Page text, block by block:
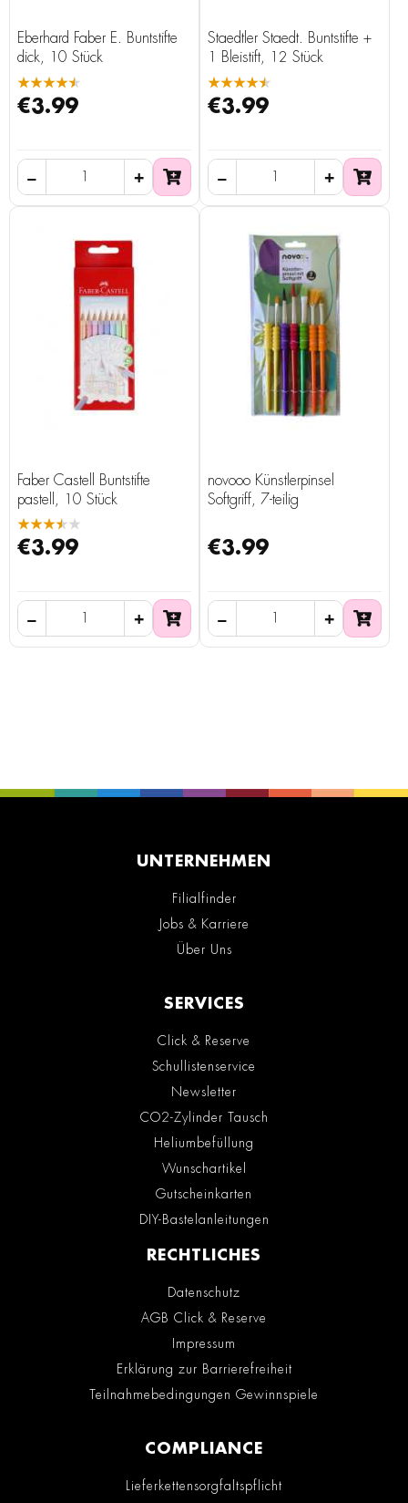
Eberhard Faber E. Buntstifte
dick, 10 Stück
★★★★★
€3.99
Staedtler Staedt. Buntstifte +
1 Bleistift, 12 Stück
★★★★★
€3.99
Faber Castell Buntstifte
pastell, 10 Stück
★★★★★
€3.99
novooo Künstlerpinsel
Softgriff, 7-teilig
€3.99
UNTERNEHMEN
Filialfinder
Jobs & Karriere
Über Uns
SERVICES
Click & Reserve
Schullistenservice
Newsletter
CO2-Zylinder Tausch
Heliumbefüllung
Wunschartikel
Gutscheinkarten
DIY-Bastelanleitungen
RECHTLICHES
Datenschutz
AGB Click & Reserve
Impressum
Erklärung zur Barrierefreiheit
Teilnahmebedingungen Gewinnspiele
COMPLIANCE
Lieferkettensorgfaltspflicht